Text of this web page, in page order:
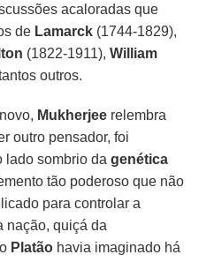
acaloradas que
de Lamarck (1744-1829),
(1822-1911),William
outros.
Mukherjee relembra
outro pensador, foi
lado sombrio dagenética
tão poderoso que não
para controlar a
nação, quiçá da
Platão havia imaginado há